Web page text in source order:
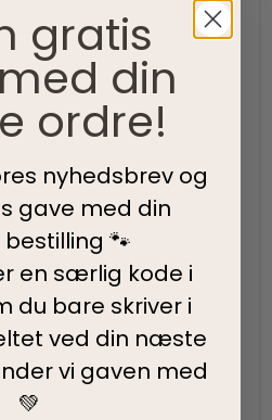
vores lokale rødder
levering
og afsendes samme dag
kundeservice
Facebook, Google og
her for at hjælpe dig
priser
så I kan nyde vores
gratis
din
ordre!
nyhedsbrev og
gave med din
🐾
en særlig kode i
du bare skriver i
ved din næste
vi gaven med
💚